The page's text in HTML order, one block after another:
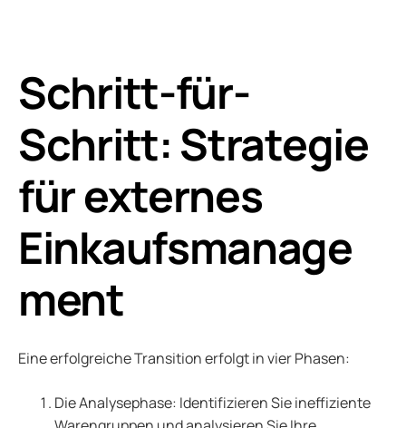
Schritt-für-
Schritt: Strategie
für externes
Einkaufsmanage
ment
Eine erfolgreiche Transition erfolgt in vier Phasen:
Die Analysephase: Identifizieren Sie ineffiziente